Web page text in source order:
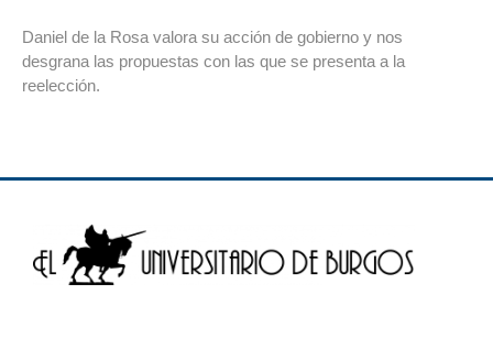
Daniel de la Rosa valora su acción de gobierno y nos
desgrana las propuestas con las que se presenta a la
reelección.